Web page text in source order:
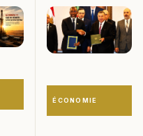
ÉCONOMIE